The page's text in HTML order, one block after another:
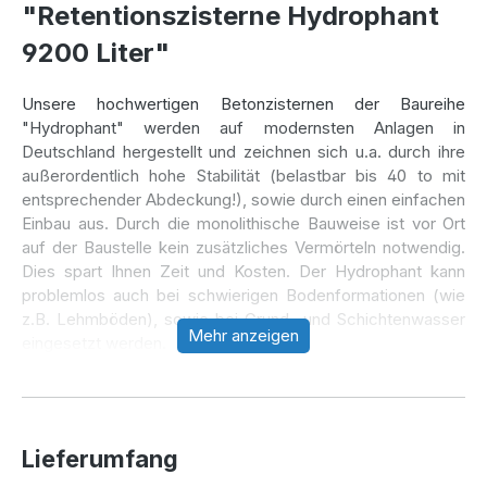
"Retentionszisterne Hydrophant
9200 Liter"
Unsere hochwertigen Betonzisternen der Baureihe
"Hydrophant" werden auf modernsten Anlagen in
Deutschland hergestellt und zeichnen sich u.a. durch ihre
außerordentlich hohe Stabilität (belastbar bis 40 to mit
entsprechender Abdeckung!), sowie durch einen einfachen
Einbau aus. Durch die monolithische Bauweise ist vor Ort
auf der Baustelle kein zusätzliches Vermörteln notwendig.
Dies spart Ihnen Zeit und Kosten. Der Hydrophant kann
problemlos auch bei schwierigen Bodenformationen (wie
z.B. Lehmböden), sowie bei Grund- und Schichtenwasser
Bei unseren Retentionszisternen der Baureihe
Mehr anzeigen
Lieferumfang